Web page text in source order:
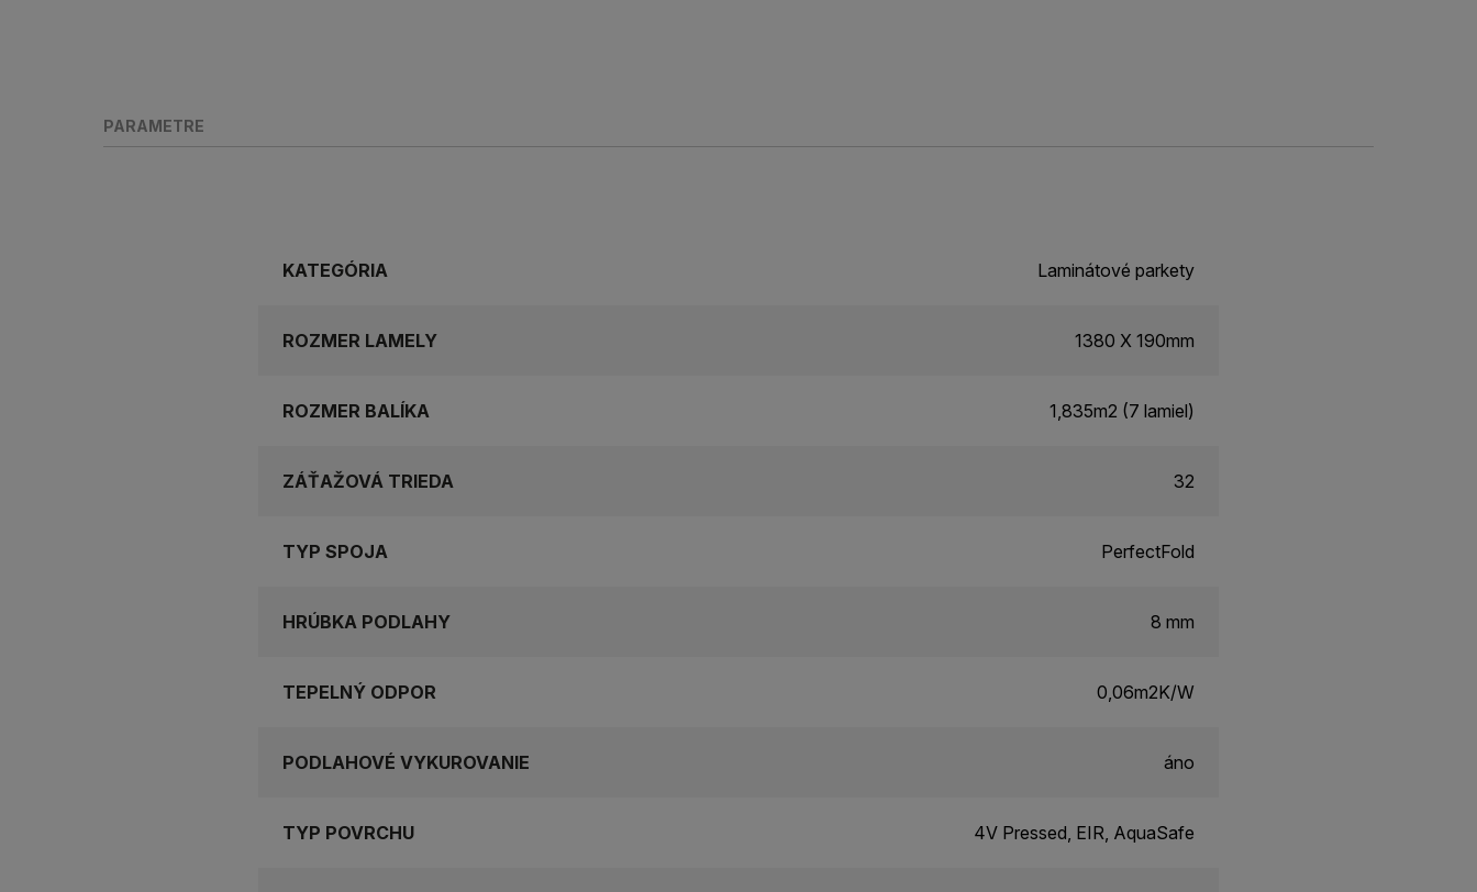
PARAMETRE
KATEGÓRIA Laminátové parkety
ROZMER LAMELY 1380 X 190mm
ROZMER BALÍKA 1,835m2 (7 lamiel)
ZÁŤAŽOVÁ TRIEDA 32
TYP SPOJA PerfectFold
HRÚBKA PODLAHY 8 mm
TEPELNÝ ODPOR 0,06m2K/W
PODLAHOVÉ VYKUROVANIE áno
TYP POVRCHU 4V Pressed, EIR, AquaSafe